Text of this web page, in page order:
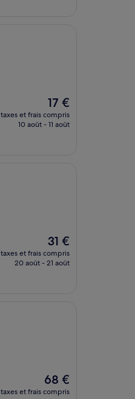
Le
nouveau
prix
17 €
taxes et frais compris
10 août - 11 août
Le
nouveau
prix
31 €
taxes et frais compris
20 août - 21 août
Le
nouveau
68 €
taxes et frais compris